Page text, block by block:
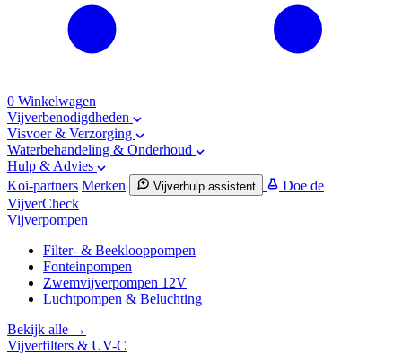
0 Winkelwagen
Vijverbenodigdheden
Visvoer & Verzorging
Waterbehandeling & Onderhoud
Hulp & Advies
Koi-partners Merken Vijverhulp assistent
Doe de
VijverCheck
Vijverpompen
Filter- & Beeklooppompen
Fonteinpompen
Zwemvijverpompen 12V
Luchtpompen & Beluchting
Bekijk alle →
Vijverfilters & UV-C